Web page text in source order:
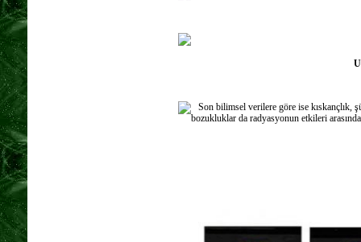
Son bilimsel verilere göre ise kıskançlık,
bozukluklar da radyasyonun etkileri